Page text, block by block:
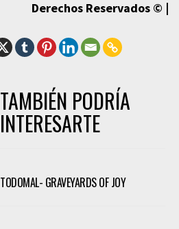
Derechos Reservados © |
TAMBIÉN PODRÍA
INTERESARTE
TODOMAL- GRAVEYARDS OF JOY